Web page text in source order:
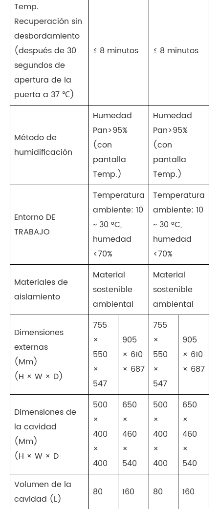
Temp.
Recuperación sin
desbordamiento
(después de 30
segundos de
apertura de la
puerta a 37 ℃)
≤ 8 minutos ≤ 8 minutos
Método de
humidificación
Humedad
Pan>95%
(con
pantalla
Temp.)
Humedad
Pan>95%
(con
pantalla
Temp.)
Entorno DE
TRABAJO
Temperatura
ambiente: 10
~ 30 °C,
humedad
<70%
Temperatura
ambiente: 10
~ 30 °C,
humedad
<70%
Materiales de
aislamiento
Material
sostenible
ambiental
Material
sostenible
ambiental
Dimensiones
externas
(Mm)
(H × W × D)
755
×
550
×
547
905
× 610
× 687
755
×
550
×
547
905
× 610
× 687
Dimensiones de
la cavidad
(Mm)
(H × W × D
500
×
400
×
400
650
×
460
×
540
500
×
400
×
400
650
×
460
×
540
Volumen de la
cavidad (L)
80 160 80 160